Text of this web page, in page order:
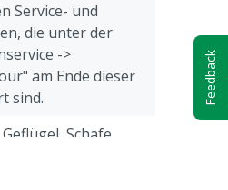
Service- und
die unter der
->
am Ende dieser
sind.
Schafe,
Feedback